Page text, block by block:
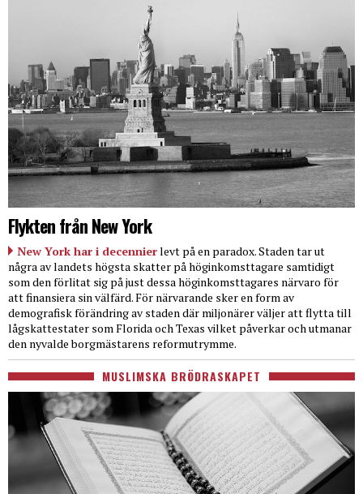
Flykten från New York
New York har i decennierlevt på en paradox. Staden tar ut
några av landets högsta skatter på höginkomsttagare samtidigt
som den förlitat sig på just dessa höginkomsttagares närvaro för
att finansiera sin välfärd. För närvarande sker en form av
demografisk förändring av staden där miljonärer väljer att flytta till
lågskattestater som Florida och Texas vilket påverkar och utmanar
den nyvalde borgmästarens reformutrymme.
MUSLIMSKA BRÖDRASKAPET